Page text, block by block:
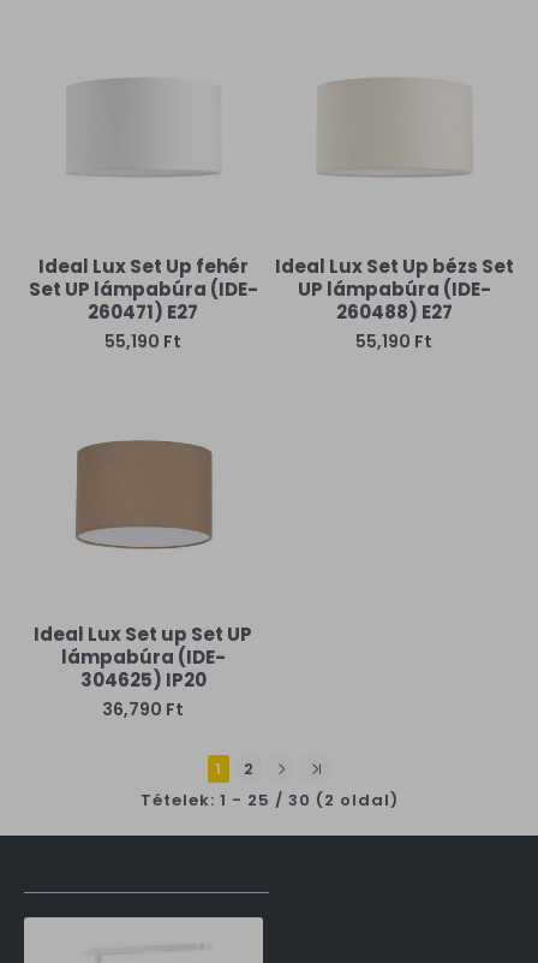
Ideal Lux Set Up fehér
Set UP lámpabúra (IDE-
260471) E27
55,190 Ft
Ideal Lux Set Up bézs Set
UP lámpabúra (IDE-
260488) E27
55,190 Ft
Ideal Lux Set up Set UP
lámpabúra (IDE-
304625) IP20
36,790 Ft
1
2
Tételek: 1 - 25 / 30 (2 oldal)